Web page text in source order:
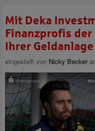
Mit Deka
Finanzprofis
Ihrer
eingestellt von Nicky Becker